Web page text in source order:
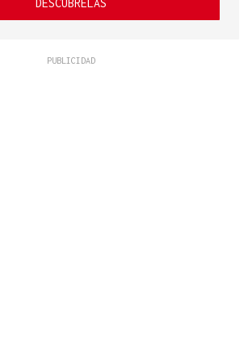
DESCÚBRELAS